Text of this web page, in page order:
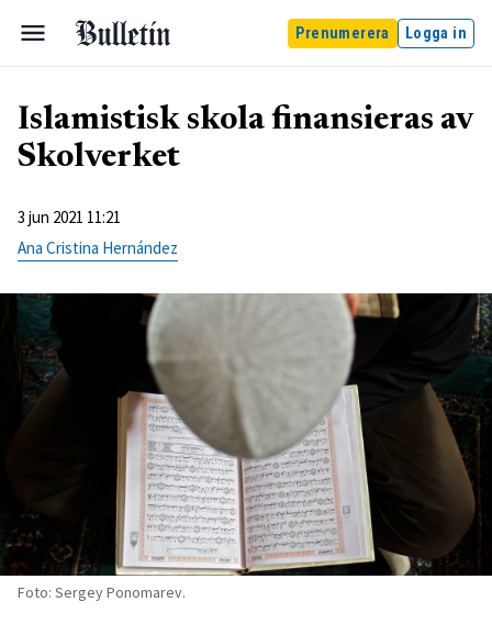
Prenumerera Logga in
Islamistisk skola finansieras av
Skolverket
3 jun 2021 11:21
Ana Cristina Hernández
Foto: Sergey Ponomarev.